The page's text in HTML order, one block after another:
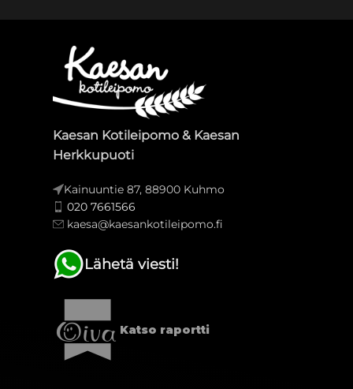
Kaesan Kotileipomo & Kaesan
Herkkupuoti
Kainuuntie 87, 88900 Kuhmo
020 7661566
kaesa@kaesankotileipomo.fi
Lähetä viesti!
Katso raportti